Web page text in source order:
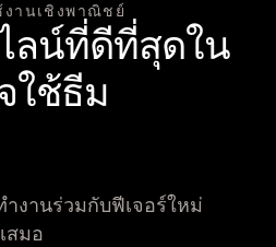
งานเชิงพาณิชย์
ลน์ที่ดีที่สุดใน
ใช้ธีม
งานร่วมกับฟีเจอร์ใหม่
สมอ